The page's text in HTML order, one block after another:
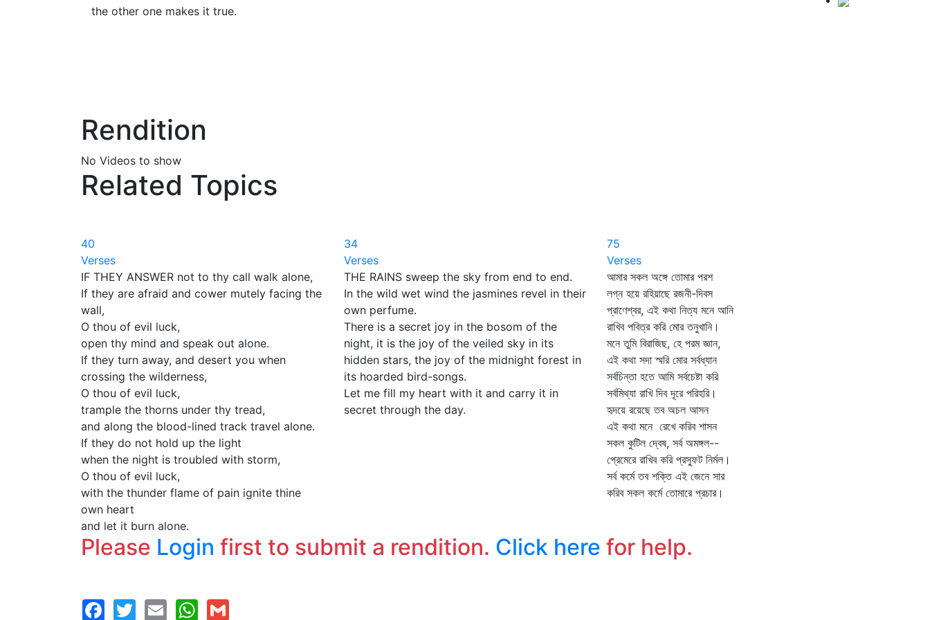
the other one makes it true.
Rendition
No Videos to show
Related Topics
40
Verses
IF THEY ANSWER not to thy call walk alone,
If they are afraid and cower mutely facing the
wall,
O thou of evil luck,
open thy mind and speak out alone.
If they turn away, and desert you when
crossing the wilderness,
O thou of evil luck,
trample the thorns under thy tread,
and along the blood-lined track travel alone.
If they do not hold up the light
when the night is troubled with storm,
O thou of evil luck,
with the thunder flame of pain ignite thine
own heart
and let it burn alone.
34
Verses
THE RAINS sweep the sky from end to end.
In the wild wet wind the jasmines revel in their
own perfume.
There is a secret joy in the bosom of the
night, it is the joy of the veiled sky in its
hidden stars, the joy of the midnight forest in
its hoarded bird-songs.
Let me fill my heart with it and carry it in
secret through the day.
75
Verses
আমার সকল অঙ্গে তোমার পরশ
লগ্ন হয়ে রহিয়াছে রজনী-দিবস
প্রাণেশ্বর, এই কথা নিত্য মনে আনি
রাখিব পবিত্র করি মোর তনুখানি।
মনে তুমি বিরাজিছ, হে পরম জ্ঞান,
এই কথা সদা স্মরি মোর সর্বধ্যান
সর্বচিন্তা হতে আমি সর্বচেষ্টা করি
সর্বমিথ্যা রাখি দিব দূরে পরিহরি।
হৃদয়ে রয়েছে তব অচল আসন
এই কথা মনে রেখে করিব শাসন
সকল কুটিল দ্বেষ, সর্ব অমঙ্গল--
প্রেমেরে রাখিব করি প্রস্ফুট নির্মল।
সর্ব কর্মে তব শক্তি এই জেনে সার
করিব সকল কর্মে তোমারে প্রচার।
Please Login first to submit a rendition. Click here for help.